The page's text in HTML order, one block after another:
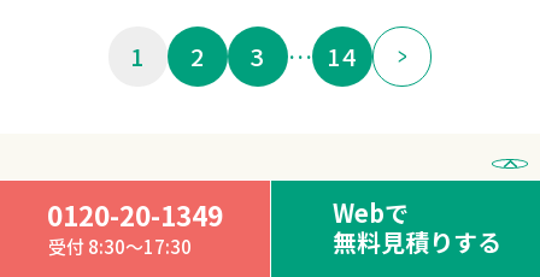
0120-20-1349
受付 8:30～17:30
Webで
無料見積りする
1 2 3 … 14
愛知県江南市の遺品整理
業者のおすすめランキング